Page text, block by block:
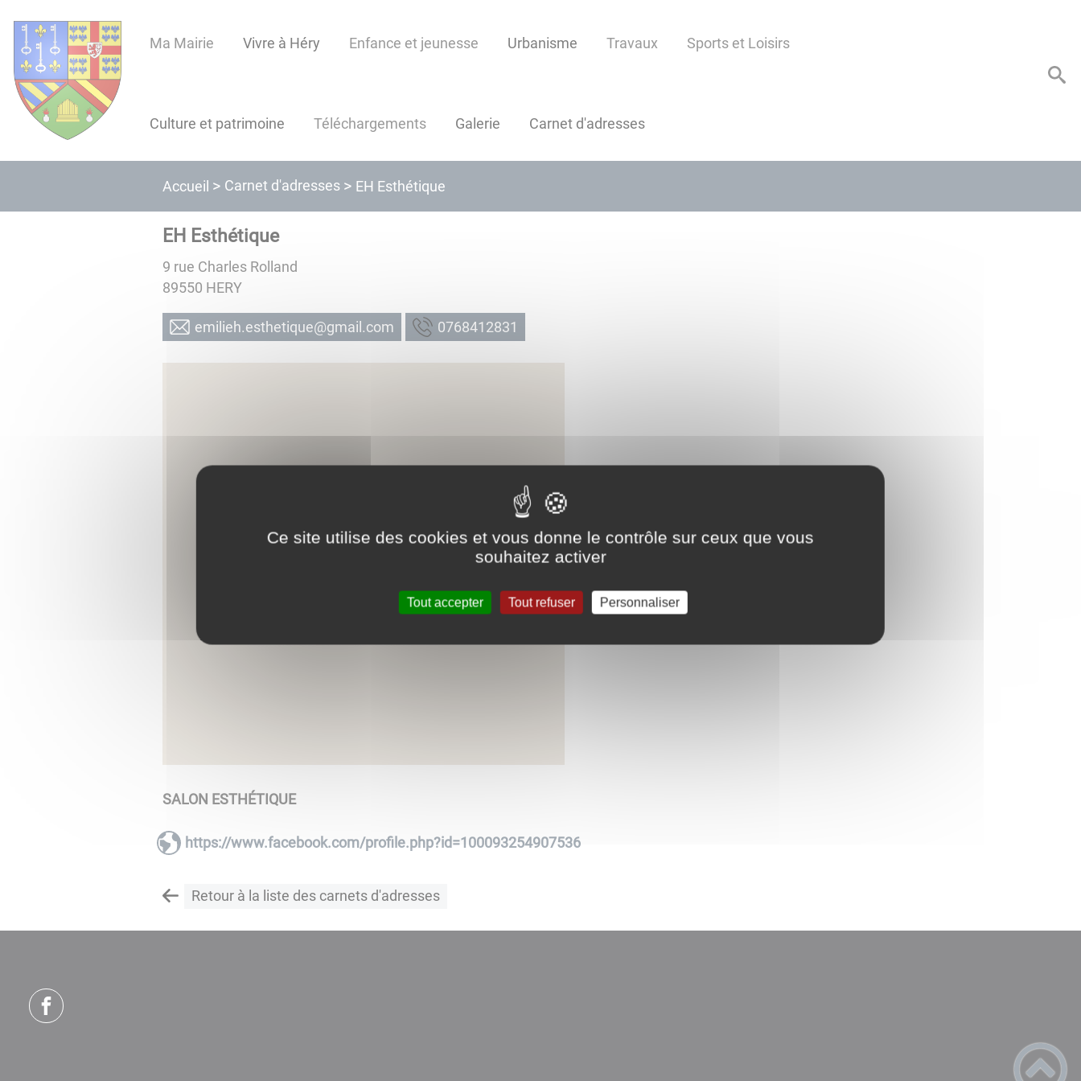
d'accès
rapide
au
menu
d'accès
rapide
au
contenu
principal
d'accès
rapide
recherche
d'accès
rapide
au
pied
Ma Mairie Vivre à Héry Enfance et jeunesse Urbanisme Travaux Sports et Loisirs
Culture et patrimoine Téléchargements Galerie Carnet d'adresses
Accueil Carnet d'adresses EH Esthétique
EH Esthétique
9 rue Charles Rolland
89550 HERY
moc.liamg@euqitehtse.heilime 1382148670
​​​​​​​SALON ESTHÉTIQUE
https://www.facebook.com/profile.php?id=100093254907536
Retour à la liste des carnets d'adresses
Ce site utilise des cookies et vous donne le contrôle sur ceux que vous
souhaitez activer
Tout accepter Tout refuser Personnaliser